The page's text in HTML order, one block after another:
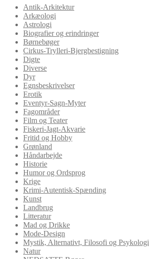
Antik-Arkitektur
Arkæologi
Astrologi
Biografier og erindringer
Børnebøger
Cirkus-Trylleri-Bjergbestigning
Digte
Diverse
Dyr
Egnsbeskrivelser
Erotik
Eventyr-Sagn-Myter
Fagområder
Film og Teater
Fiskeri-Jagt-Akvarie
Fritid og Hobby
Grønland
Håndarbejde
Historie
Humor og Ordsprog
Krige
Krimi-Autentisk-Spænding
Kunst
Landbrug
Litteratur
Mad og Drikke
Mode-Design
Mystik, Alternativt, Filosofi og Psykologi
Natur